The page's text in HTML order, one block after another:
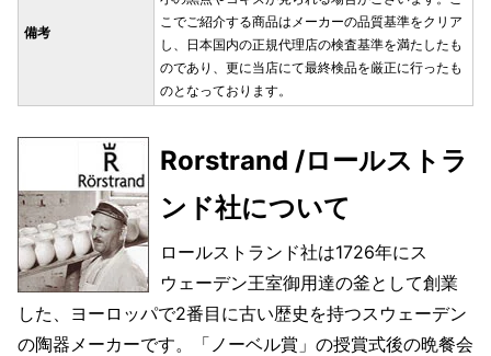
備考
こでご紹介する商品はメーカーの品質基準をクリア
し、日本国内の正規代理店の検査基準を満たしたも
のであり、更に当店にて最終検品を厳正に行ったも
のとなっております。
Rorstrand /ロールストラ
ンド社について
ロールストランド社は1726年にス
ウェーデン王室御用達の釜として創業
した、ヨーロッパで2番目に古い歴史を持つスウェーデン
の陶器メーカーです。「ノーベル賞」の授賞式後の晩餐会